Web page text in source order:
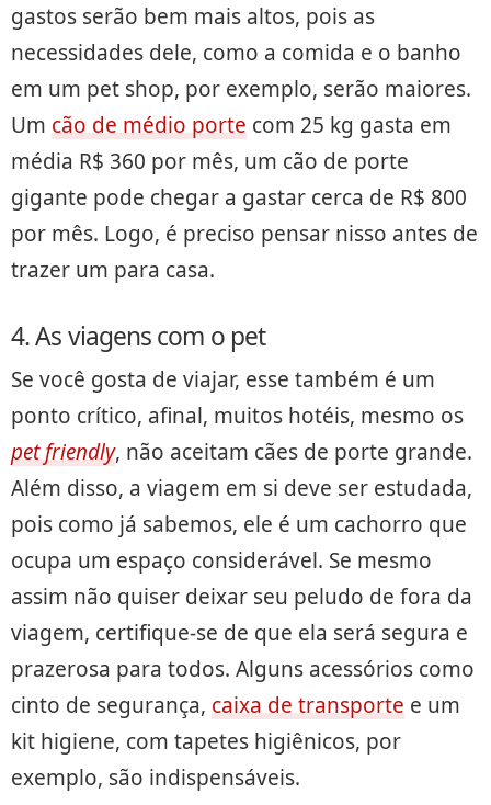
gastos serão bem mais altos, pois as
necessidades dele, como a comida e o banho
em um pet shop, por exemplo, serão maiores.
Um cão de médio porte com 25 kg gasta em
média R$ 360 por mês, um cão de porte
gigante pode chegar a gastar cerca de R$ 800
por mês. Logo, é preciso pensar nisso antes de
trazer um para casa.
4. As viagens com o pet
Se você gosta de viajar, esse também é um
ponto crítico, afinal, muitos hotéis, mesmo os
pet friendly, não aceitam cães de porte grande.
Além disso, a viagem em si deve ser estudada,
pois como já sabemos, ele é um cachorro que
ocupa um espaço considerável. Se mesmo
assim não quiser deixar seu peludo de fora da
viagem, certifique-se de que ela será segura e
prazerosa para todos. Alguns acessórios como
cinto de segurança, caixa de transporte e um
kit higiene, com tapetes higiênicos, por
exemplo, são indispensáveis.